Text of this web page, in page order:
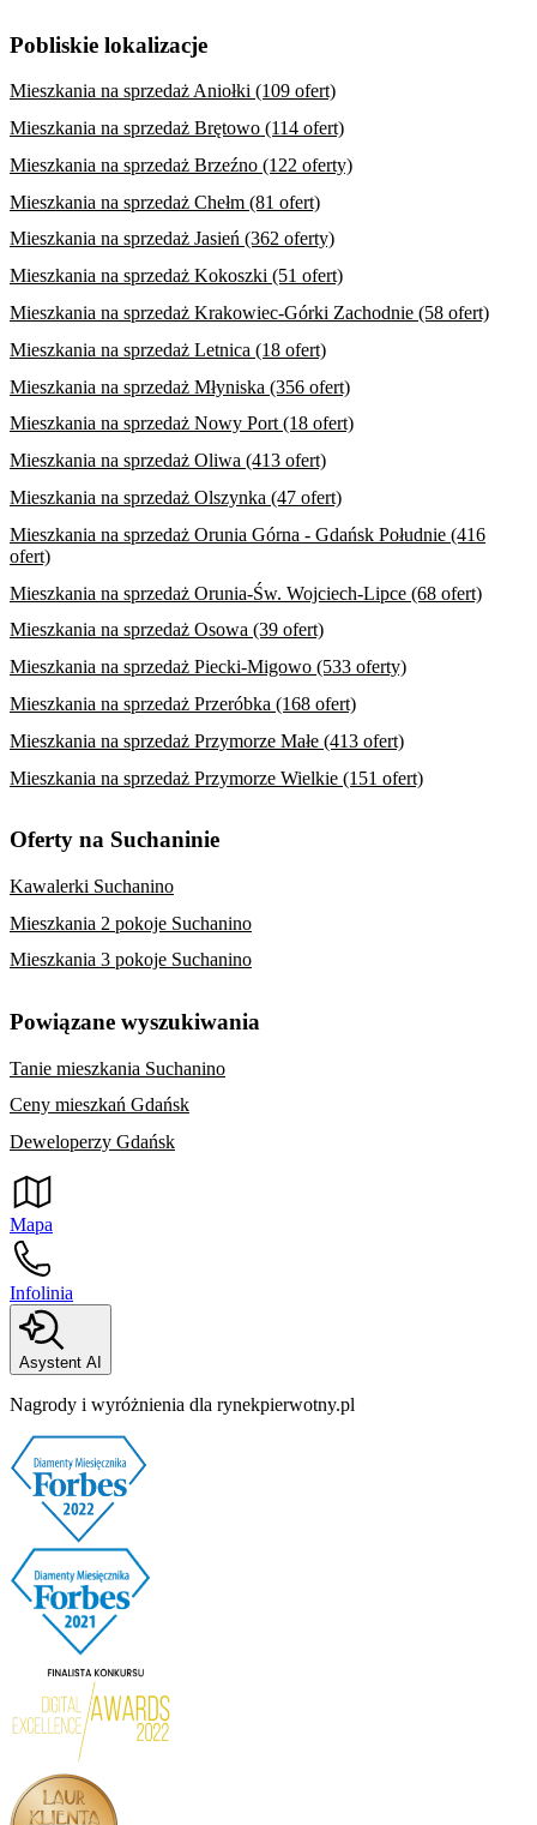
Pobliskie lokalizacje
Mieszkania na sprzedaż Aniołki (109 ofert)
Mieszkania na sprzedaż Brętowo (114 ofert)
Mieszkania na sprzedaż Brzeźno (122 oferty)
Mieszkania na sprzedaż Chełm (81 ofert)
Mieszkania na sprzedaż Jasień (362 oferty)
Mieszkania na sprzedaż Kokoszki (51 ofert)
Mieszkania na sprzedaż Krakowiec-Górki Zachodnie (58 ofert)
Mieszkania na sprzedaż Letnica (18 ofert)
Mieszkania na sprzedaż Młyniska (356 ofert)
Mieszkania na sprzedaż Nowy Port (18 ofert)
Mieszkania na sprzedaż Oliwa (413 ofert)
Mieszkania na sprzedaż Olszynka (47 ofert)
Mieszkania na sprzedaż Orunia Górna - Gdańsk Południe (416
ofert)
Mieszkania na sprzedaż Orunia-Św. Wojciech-Lipce (68 ofert)
Mieszkania na sprzedaż Osowa (39 ofert)
Mieszkania na sprzedaż Piecki-Migowo (533 oferty)
Mieszkania na sprzedaż Przeróbka (168 ofert)
Mieszkania na sprzedaż Przymorze Małe (413 ofert)
Mieszkania na sprzedaż Przymorze Wielkie (151 ofert)
Oferty na Suchaninie
Kawalerki Suchanino
Mieszkania 2 pokoje Suchanino
Mieszkania 3 pokoje Suchanino
Powiązane wyszukiwania
Tanie mieszkania Suchanino
Ceny mieszkań Gdańsk
Deweloperzy Gdańsk
Mapa
Infolinia
Asystent AI
Nagrody i wyróżnienia dla rynekpierwotny.pl